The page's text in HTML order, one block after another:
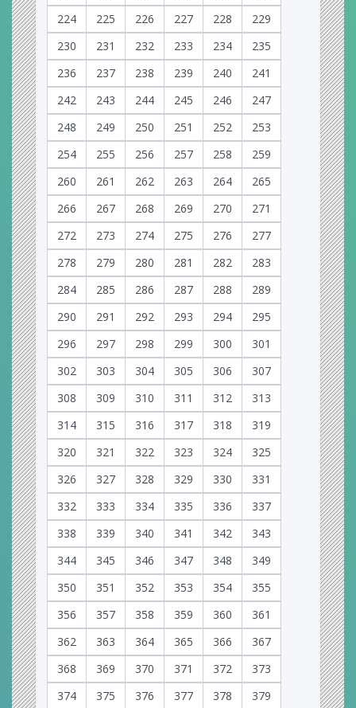
224
225 226 227 228
229
230
231 232 233 234
235
236
237 238 239 240
241
242
243 244 245 246
247
248
249 250 251 252
253
254
255 256 257 258
259
260
261 262 263 264
265
266
267 268 269 270
271
272
273 274 275 276
277
278
279 280 281 282
283
284
285 286 287 288
289
290
291 292 293 294
295
296
297 298 299 300
301
302
303 304 305 306
307
308
309 310 311 312
313
314
315 316 317 318
319
320
321 322 323 324
325
326
327 328 329 330
331
332
333 334 335 336
337
338
339 340 341 342
343
344
345 346 347 348
349
350
351 352 353 354
355
356
357 358 359 360
361
362
363 364 365 366
367
368
369 370 371 372
373
374
375 376 377 378 379